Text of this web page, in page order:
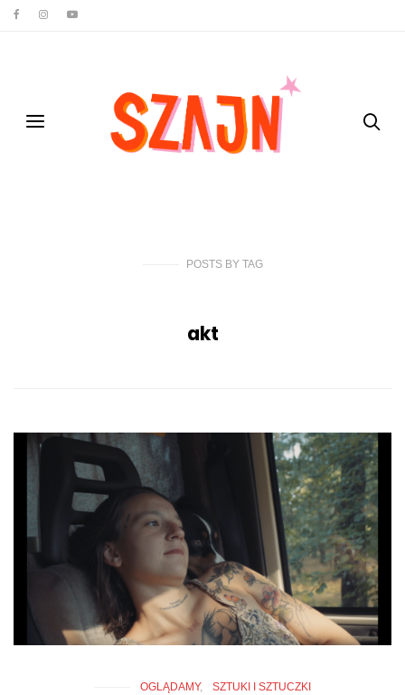
POSTS BYTAG
akt
OGLĄDAMY SZTUKI I SZTUCZKI